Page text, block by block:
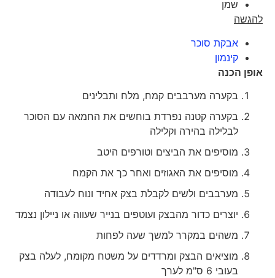
שמן
להגשה
אבקת סוכר
קינמון
אופן הכנה
בקערה מערבבים קמח, מלח ותבלינים
בקערה קטנה נפרדת בוחשים את החמאה עם הסוכר
לבלילה בהירה וקלילה
מוסיפים את הביצים וטורפים היטב
מוסיפים את האגוזים ואחר כך את הקמח
מערבבים ולשים לקבלת בצק אחיד ונוח לעבודה
יוצרים כדור מהבצק ועוטפים בנייר שעווה או ניילון נצמד
משהים במקרר למשך שעה לפחות
מוציאים הבצק ומרדדים על משטח מקומח, לעלה בצק
בעובי 6 ס"מ לערך